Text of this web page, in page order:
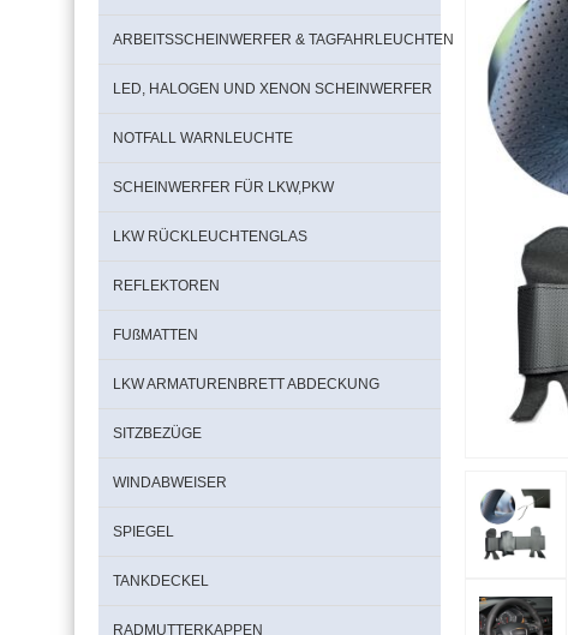
ARBEITSSCHEINWERFER & TAGFAHRLEUCHTEN
LED, HALOGEN UND XENON SCHEINWERFER
NOTFALL WARNLEUCHTE
SCHEINWERFER FÜR LKW,PKW
LKW RÜCKLEUCHTENGLAS
REFLEKTOREN
FUßMATTEN
LKW ARMATURENBRETT ABDECKUNG
SITZBEZÜGE
WINDABWEISER
SPIEGEL
TANKDECKEL
RADMUTTERKAPPEN